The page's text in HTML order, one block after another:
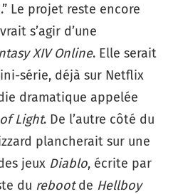
Le projet reste encore
s’agir d’une
XIV Online. Elle serait
série, déjà sur Netflix
dramatique appelée
Light. De l’autre côté du
plancherait sur une
jeux Diablo, écrite par
du rebootde Hellboy